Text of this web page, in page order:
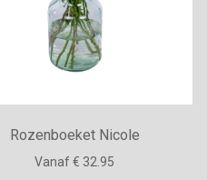
Rozenboeket Nicole
Vanaf € 32.95